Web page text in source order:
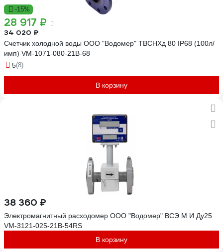
-15%
28 917 ₽
34 020 ₽
Счетчик холодной воды ООО "Водомер" ТВСНХд 80 IP68 (100л/
имп) VM-1071-080-21B-68
5(8)
В корзину
38 360 ₽
Электромагнитный расходомер ООО "Водомер" ВСЭ М И Ду25
VM-3121-025-21B-54RS
В корзину